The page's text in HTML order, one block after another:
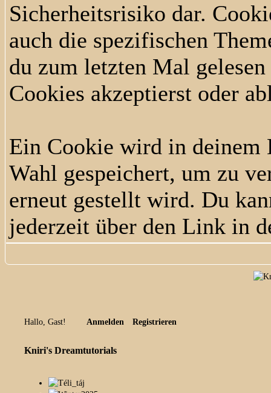
Sicherheitsrisiko dar.
auch die spezifischen
du zum letzten Mal
Cookies akzeptierst oder
Ein Cookie wird in deinem
Wahl gespeichert, um zu
erneut gestellt wird. Du
jederzeit über den Link in
Hallo, Gast! Anmelden Registrieren
Kniri's Dreamtutorials